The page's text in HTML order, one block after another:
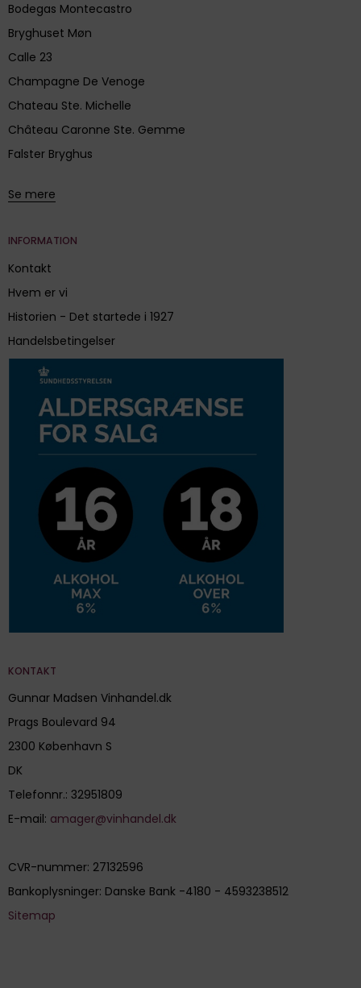
Bodegas Montecastro
Bryghuset Møn
Calle 23
Champagne De Venoge
Chateau Ste. Michelle
Château Caronne Ste. Gemme
Falster Bryghus
Se mere
INFORMATION
Kontakt
Hvem er vi
Historien - Det startede i 1927
Handelsbetingelser
KONTAKT
Gunnar Madsen Vinhandel.dk
Prags Boulevard 94
2300 København S
DK
Telefonnr.: 32951809
E-mail: amager@vinhandel.dk
CVR-nummer: 27132596
Bankoplysninger: Danske Bank -4180 - 4593238512
Sitemap